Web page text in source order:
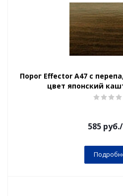
Порог Effector А47 с
цвет японский
585руб.